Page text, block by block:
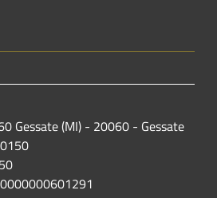
Gessate (MI) - 20060 - Gessate